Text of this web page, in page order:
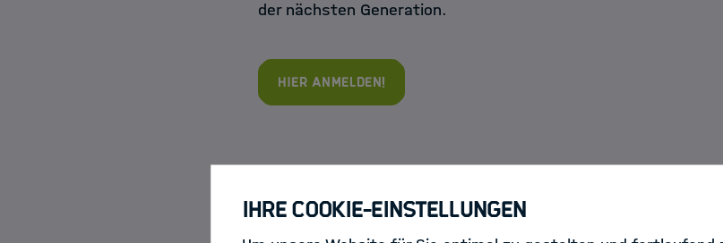
der nächsten Generation.
Hier anmelden!
Fredrik Heintz ist
Ihre Cookie-Einstellungen